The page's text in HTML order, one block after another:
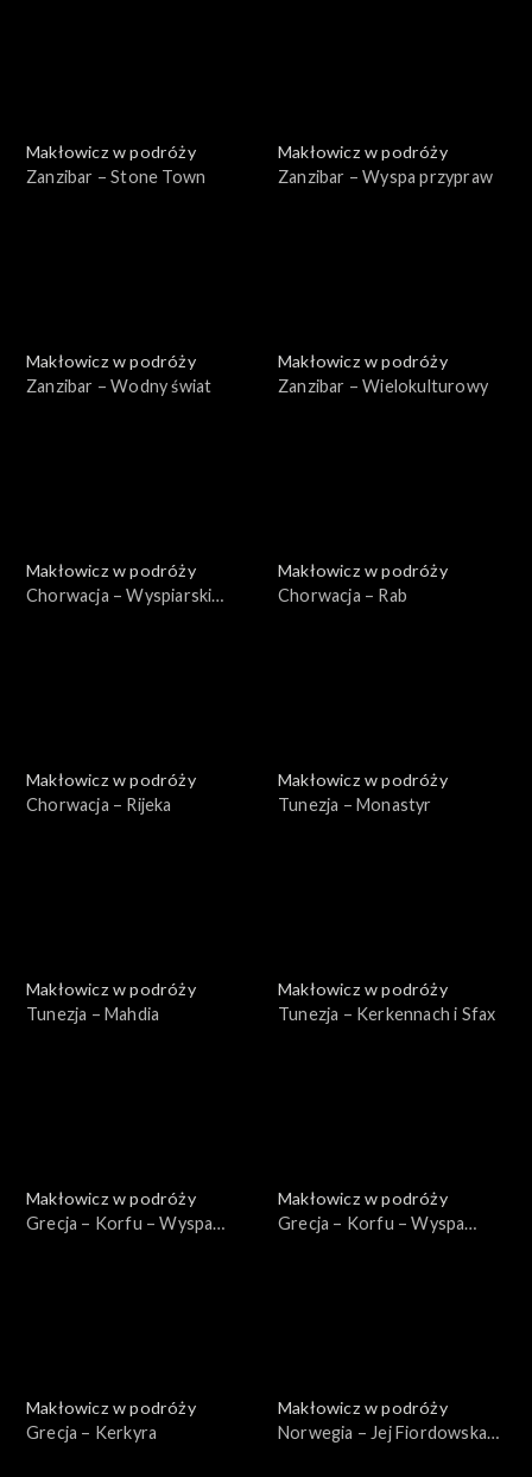
Makłowicz w podróży
Zanzibar – Stone Town
Makłowicz w podróży
Zanzibar – Wyspa przypraw
Makłowicz w podróży
Zanzibar – Wodny świat
Makłowicz w podróży
Zanzibar – Wielokulturowy
Makłowicz w podróży
Chorwacja – Wyspiarski
Makłowicz w podróży
Chorwacja – Rab
Makłowicz w podróży
Chorwacja – Rijeka
Makłowicz w podróży
Tunezja – Monastyr
Makłowicz w podróży
Tunezja – Mahdia
Makłowicz w podróży
Tunezja – Kerkennach i Sfax
Makłowicz w podróży
Grecja – Korfu – Wyspa
Makłowicz w podróży
Grecja – Korfu – Wyspa
Makłowicz w podróży
Grecja – Kerkyra
Makłowicz w podróży
Norwegia – Jej Fiordowska